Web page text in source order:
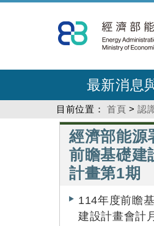
到
主
內
最新消息
目前位置： 首頁 >認
經濟部能源
前瞻基礎建
計畫第1期
114年度前瞻
建設計畫會計月